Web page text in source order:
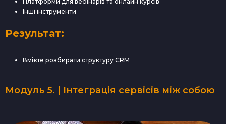
Інші інструменти
Результат:
Вмієте розбирати структуру CRM
Модуль 5. | Інтеграція сервісів між собою